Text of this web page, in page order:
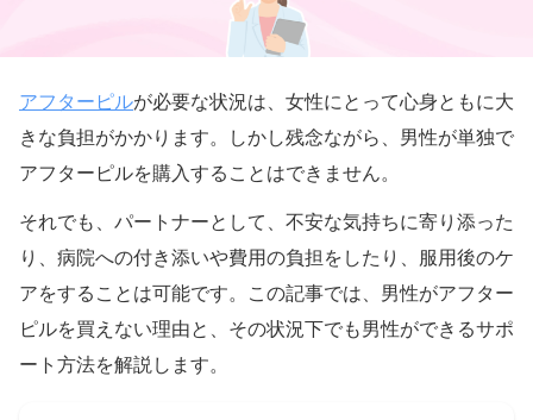
アフターピルが必要な状況は、女性にとって心身ともに大
きな負担がかかります。しかし残念ながら、男性が単独で
アフターピルを購入することはできません。
それでも、パートナーとして、不安な気持ちに寄り添った
り、病院への付き添いや費用の負担をしたり、服用後のケ
アをすることは可能です。この記事では、男性がアフター
ピルを買えない理由と、その状況下でも男性ができるサポ
ート方法を解説します。